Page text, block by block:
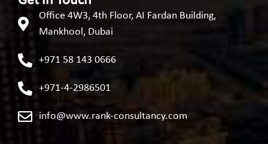
Office 4W3, 4th Floor, AI Fardan Building,
Mankhool, Dubai
+971 58 143 0666
+971-4-2986501
info@www.rank-consultancy.com